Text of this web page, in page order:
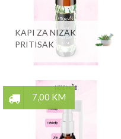
KAPI ZA NIZAK
PRITISAK
7,00 KM